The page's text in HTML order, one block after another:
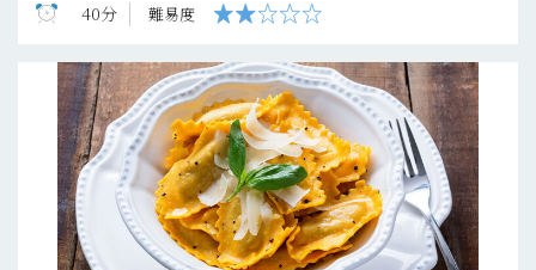
40分 難易度